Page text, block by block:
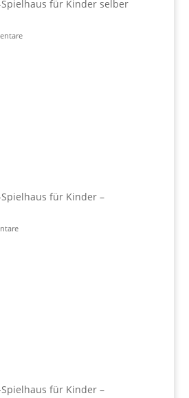
Spielhaus für Kinder selber
für Kinder –
für Kinder –